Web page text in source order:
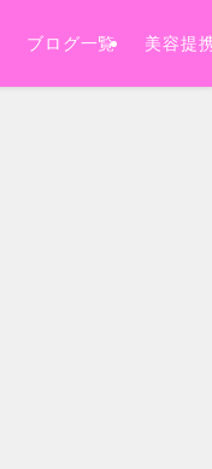
ブログ一覧 美容提